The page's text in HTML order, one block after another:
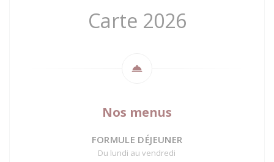
Carte 2026
Nos menus
FORMULE DÉJEUNER
Du lundi au vendredi